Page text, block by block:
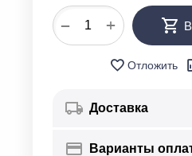
+
−
Отложить
Доставка
Варианты